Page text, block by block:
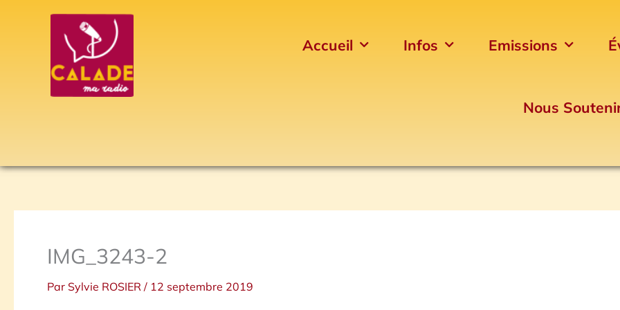
Accueil Infos Emissions
Nous
IMG_3243-2
Par Sylvie ROSIER / 12 septembre 2019